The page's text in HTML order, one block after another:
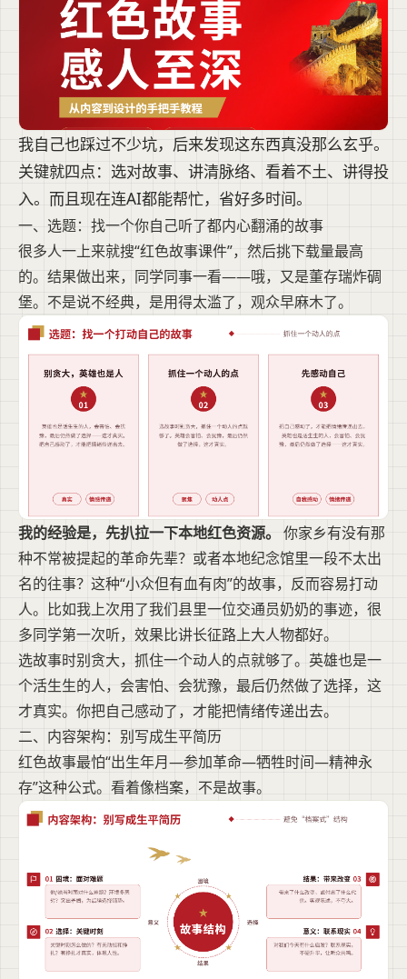
我自己也踩过不少坑，后来发现这东西真没那么玄乎。
关键就四点：选对故事、讲清脉络、看着不土、讲得投
入。而且现在连AI都能帮忙，省好多时间。
一、选题：找一个你自己听了都内心翻涌的故事
很多人一上来就搜“红色故事课件”，然后挑下载量最高
的。结果做出来，同学同事一看——哦，又是董存瑞炸碉
堡。不是说不经典，是用得太滥了，观众早麻木了。
我的经验是，先扒拉一下本地红色资源。 你家乡有没有那
种不常被提起的革命先辈？或者本地纪念馆里一段不太出
名的往事？这种“小众但有血有肉”的故事，反而容易打动
人。比如我上次用了我们县里一位交通员奶奶的事迹，很
多同学第一次听，效果比讲长征路上大人物都好。
选故事时别贪大，抓住一个动人的点就够了。英雄也是一
个活生生的人，会害怕、会犹豫，最后仍然做了选择，这
才真实。你把自己感动了，才能把情绪传递出去。
二、内容架构：别写成生平简历
红色故事最怕“出生年月—参加革命—牺牲时间—精神永
存”这种公式。看着像档案，不是故事。